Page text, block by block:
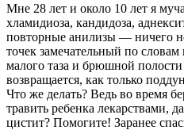
Мне 28 лет и около 10 лет я
хламидиоза, кандидоза,
повторные анилизы — ничего
точек замечательный по
малого таза и брюшной
возвращается, как только
Что же делать? Ведь во время
травить ребенка лекарствами,
цистит? Помогите! Заранее